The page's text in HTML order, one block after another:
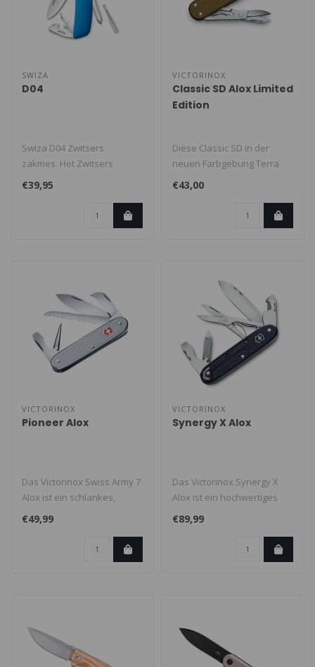
SWIZA
D04
Swiza D04 Zwitsers
zakmes. Het Zwitsers
zakmes in een revolutionair
nieuw desig..
€39,95
VICTORINOX
Classic SD Alox Limited
Edition
Diese Classic SD in der
neuen Farbgebung Terra
Brown verfügt über 5
intelligen..
€43,00
VICTORINOX
Pioneer Alox
Das Victorinox Swiss Army 7
Alox ist ein schlankes,
besonders
widerstandsfähige..
€49,99
VICTORINOX
Synergy X Alox
Das Victorinox Synergy X
Alox ist ein hochwertiges
Schweizer Taschenmesser
mit w..
€89,99